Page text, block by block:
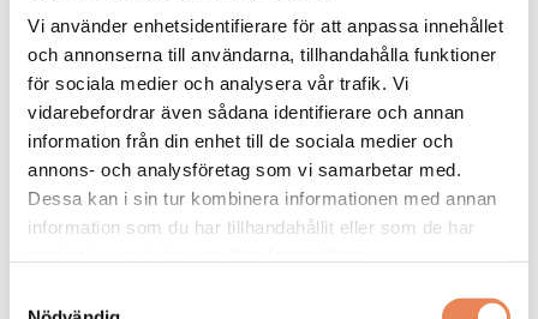
Vi använder enhetsidentifierare för att anpassa innehållet
och annonserna till användarna, tillhandahålla funktioner
för sociala medier och analysera vår trafik. Vi
vidarebefordrar även sådana identifierare och annan
information från din enhet till de sociala medier och
annons- och analysföretag som vi samarbetar med.
Dessa kan i sin tur kombinera informationen med annan
information som du har tillhandahållit eller som de har
NYHETER. Komfortkyla i hela
byggnaden och en tydligare koppling
till historien. Efter en omfattande
renovering har Home Hotel Bilan i
Karlstad moderniserats – utan att
tappa sin särprägel som tidigare
fängelse.